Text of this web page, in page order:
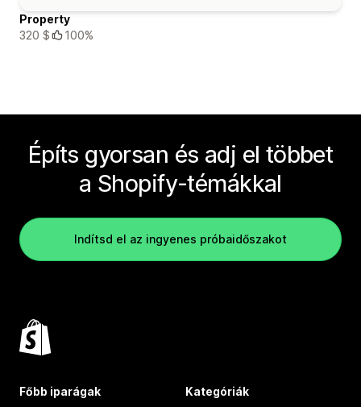
Property
320 $
100%
Építs gyorsan és adj el többet
a Shopify-témákkal
Indítsd el az ingyenes próbaidőszakot
Főbb iparágak Kategóriák